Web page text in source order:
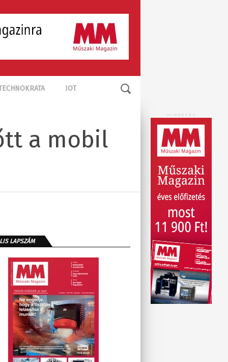
IOT
HIRDETÉS
a mobil
LAPSZÁM